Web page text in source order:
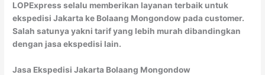
LOPExpress selalu memberikan layanan terbaik untuk
ekspedisi Jakarta ke Bolaang Mongondow pada customer.
Salah satunya yakni tarif yang lebih murah dibandingkan
dengan jasa ekspedisi lain.
Jasa Ekspedisi Jakarta Bolaang Mongondow